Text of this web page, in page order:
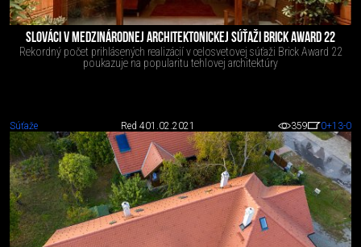
SLOVÁCI V MEDZINÁRODNEJ ARCHITEKTONICKEJ SÚŤAŽI BRICK AWARD 22
Rekordný počet prihlásených realizácií v celosvetovej súťaži Brick Award 22
poukazuje na popularitu tehlovej architektúry
Súťaže Red 401.02.2021 359 0+13-0